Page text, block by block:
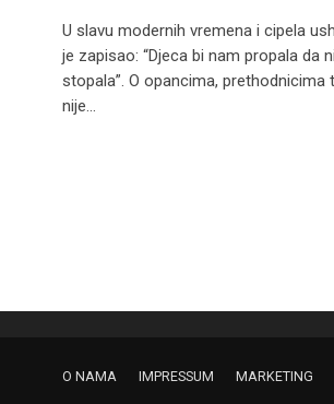
U slavu modernih vremena i cipela
je zapisao: “Djeca bi nam propala da
stopala”. O opancima, prethodnicima
nije...
O NAMA IMPRESSUM MARKETING